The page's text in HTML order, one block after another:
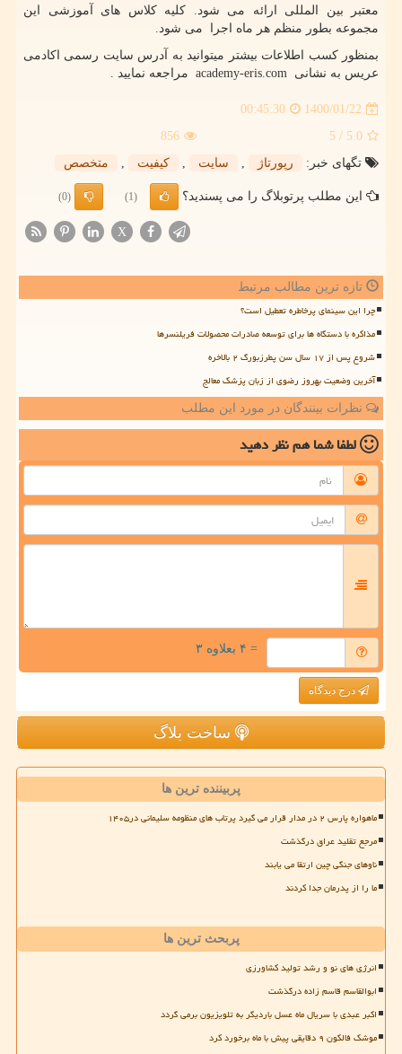
معتبر بین المللی ارائه می شود. کلیه کلاس های آموزشی این
مجموعه بطور منظم هر ماه اجرا می شود.
بمنظور کسب اطلاعات بیشتر میتوانید به آدرس سایت رسمی اکادمی
عریس به نشانی
academy-eris.com مراجعه نمایید .
1400/01/22
00:45:30
5.0
/ 5
856
تگهای خبر:
رپورتاژ , سایت , كیفیت , متخصص
این مطلب پرتوبلاگ را می پسندید؟ (1)
(0)
X
تازه ترین مطالب مرتبط
چرا این سینمای پرخاطره تعطیل است؟
مذاکره با دستگاه ها برای توسعه صادرات محصولات فریلنسرها
شروع پس از ۱۷ سال سن پطرزبورگ ۲ بالاخره
آخرین وضعیت بهروز رضوی از زبان پزشک معالج
نظرات بینندگان در مورد این مطلب
لطفا شما همنظر دهید
= ۴ بعلاوه ۳
درج دیدگاه
ساخت بلاگ
پربیننده ترین ها
ماهواره پارس ۲ در مدار قرار می گیرد پرتاب های منظومه سلیمانی در۱۴۰۵
مرجع تقلید عراق درگذشت
ناوهای جنگی چین ارتقا می یابند
ما را از پدرمان جدا کردند
پربحث ترین ها
انرژی های نو و رشد تولید کشاورزی
ابوالقاسم قاسم زاده درگذشت
اکبر عبدی با سریال ماه عسل باردیگر به تلویزیون برمی گردد
موشک فالکون ۹ دقایقی پیش با ماه برخورد کرد